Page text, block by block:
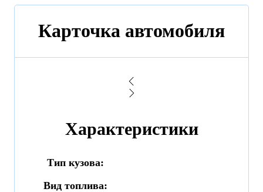
Карточка автомобиля
Характеристики
Тип кузова:
Вид топлива: